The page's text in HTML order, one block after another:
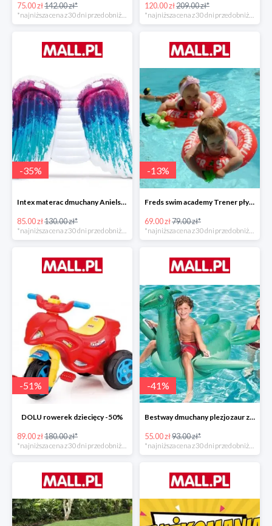
75.00 zł142.00 zł*
*najniższa cena z 30 dni przed obniżką
120.00 zł209.00 zł*
*najniższa cena z 30 dni przed obniżką
-35%
Intex materac dmuchany Anielskie skrzydła -34%
85.00 zł130.00 zł*
-13%
Freds swim academy Trener pływania
69.00 zł79.00 zł*
-51%
DOLU rowerek dziecięcy -50%
89.00 zł180.00 zł*
*najniższa cena z 30 dni przed obniżką
-41%
Bestway dmuchany plezjozaur z uchwytami -40%
55.00 zł93.00 zł*
*najniższa cena z 30 dni przed obniżką